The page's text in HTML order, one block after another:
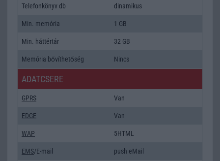
Telefonkönyv db dinamikus
Min. memória 1 GB
Min. háttértár 32 GB
Memória bővíthetőség Nincs
ADATCSERE
GPRS Van
EDGE Van
WAP 5HTML
EMS/E-mail push eMail